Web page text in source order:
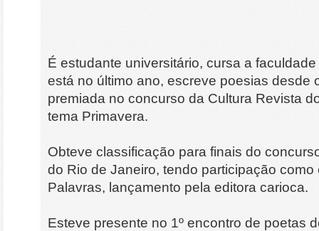
É estudante universitário, cursa a
está no último ano, escreve poesias desde
premiada no concurso da Cultura Revista
tema Primavera.
Obteve classificação para finais do
do Rio de Janeiro, tendo participação
Palavras, lançamento pela editora carioca.
Esteve presente no 1º encontro de poetas